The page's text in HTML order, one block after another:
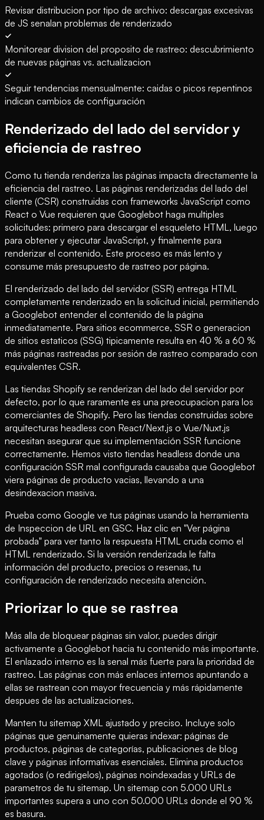
Revisar distribucion por tipo de archivo: descargas excesivas
de JS senalan problemas de renderizado
Monitorear division del proposito de rastreo: descubrimiento
de nuevas páginas vs. actualizacion
Seguir tendencias mensualmente: caidas o picos repentinos
indican cambios de configuración
Renderizado del lado del servidor y
eficiencia de rastreo
Como tu tienda renderiza las páginas impacta directamente la
eficiencia del rastreo. Las páginas renderizadas del lado del
cliente (CSR) construidas con frameworks JavaScript como
React o Vue requieren que Googlebot haga multiples
solicitudes: primero para descargar el esqueleto HTML, luego
para obtener y ejecutar JavaScript, y finalmente para
renderizar el contenido. Este proceso es más lento y
consume más presupuesto de rastreo por página.
El renderizado del lado del servidor (SSR) entrega HTML
completamente renderizado en la solicitud inicial, permitiendo
a Googlebot entender el contenido de la página
inmediatamente. Para sitios ecommerce, SSR o generacion
de sitios estaticos (SSG) tipicamente resulta en 40 % a 60 %
más páginas rastreadas por sesión de rastreo comparado con
equivalentes CSR.
Las tiendas Shopify se renderizan del lado del servidor por
defecto, por lo que raramente es una preocupacion para los
comerciantes de Shopify. Pero las tiendas construidas sobre
arquitecturas headless con React/Next.js o Vue/Nuxt.js
necesitan asegurar que su implementación SSR funcione
correctamente. Hemos visto tiendas headless donde una
configuración SSR mal configurada causaba que Googlebot
viera páginas de producto vacias, llevando a una
desindexacion masiva.
Prueba como Google ve tus páginas usando la herramienta
de Inspeccion de URL en GSC. Haz clic en "Ver página
probada" para ver tanto la respuesta HTML cruda como el
HTML renderizado. Si la versión renderizada le falta
información del producto, precios o resenas, tu
configuración de renderizado necesita atención.
Priorizar lo que se rastrea
Más alla de bloquear páginas sin valor, puedes dirigir
activamente a Googlebot hacia tu contenido más importante.
El enlazado interno es la senal más fuerte para la prioridad de
rastreo. Las páginas con más enlaces internos apuntando a
ellas se rastrean con mayor frecuencia y más rápidamente
despues de las actualizaciones.
Manten tu sitemap XML ajustado y preciso. Incluye solo
páginas que genuinamente quieras indexar: páginas de
productos, páginas de categorías, publicaciones de blog
clave y páginas informativas esenciales. Elimina productos
agotados (o redirigelos), páginas noindexadas y URLs de
parametros de tu sitemap. Un sitemap con 5.000 URLs
importantes supera a uno con 50.000 URLs donde el 90 %
es basura.